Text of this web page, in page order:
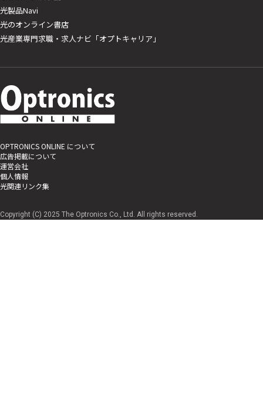
光製品Navi
光のオンライン書店
光産業専門求職・求人ナビ「オプトキャリア」
OPTRONICS ONLINE について
広告掲載について
運営会社
個人情報
光関連リンク集
Copyright (C) 2025 The Optronics Co., Ltd. All rights reserved.